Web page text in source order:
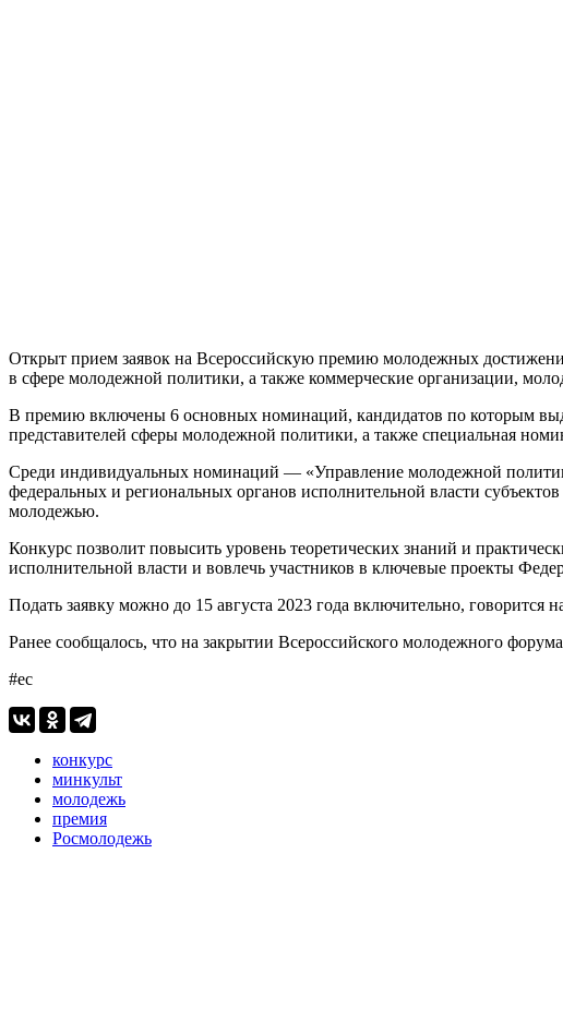
Открыт прием заявок на Всероссийскую премию молодежных
в сфере молодежной политики, а также коммерческие организации,
В премию включены 6 основных номинаций, кандидатов по которым
представителей сферы молодежной политики, а также специальная
Среди индивидуальных номинаций — «Управление молодежной
федеральных и региональных органов исполнительной власти
молодежью.
Конкурс позволит повысить уровень теоретических знаний и
исполнительной власти и вовлечь участников в ключевые проекты
Подать заявку можно до 15 августа 2023 года включительно, говорится
Ранее сообщалось, что на закрытии Всероссийского молодежного
#ес
конкурс
минкульт
молодежь
премия
Росмолодежь